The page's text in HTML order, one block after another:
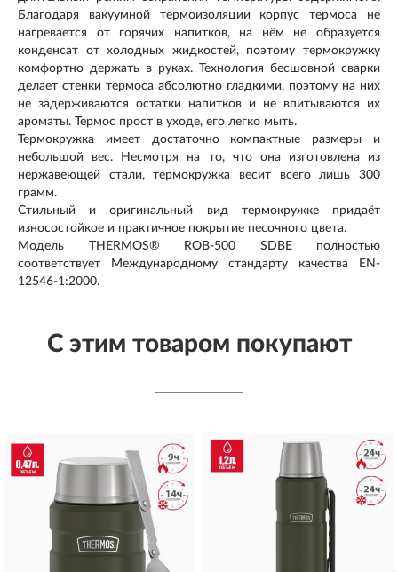
Благодаря вакуумной термоизоляции корпус термоса не
нагревается от горячих напитков, на нём не образуется
конденсат от холодных жидкостей, поэтому термокружку
комфортно держать в руках. Технология бесшовной сварки
делает стенки термоса абсолютно гладкими, поэтому на них
не задерживаются остатки напитков и не впитываются их
ароматы. Термос прост в уходе, его легко мыть.
Термокружка имеет достаточно компактные размеры и
небольшой вес. Несмотря на то, что она изготовлена из
нержавеющей стали, термокружка весит всего лишь 300
грамм.
Стильный и оригинальный вид термокружке придаёт
износостойкое и практичное покрытие песочного цвета.
Модель THERMOS® ROB-500 SDBE полностью
соответствует Международному стандарту качества EN-
12546-1:2000.
С этим товаром покупают